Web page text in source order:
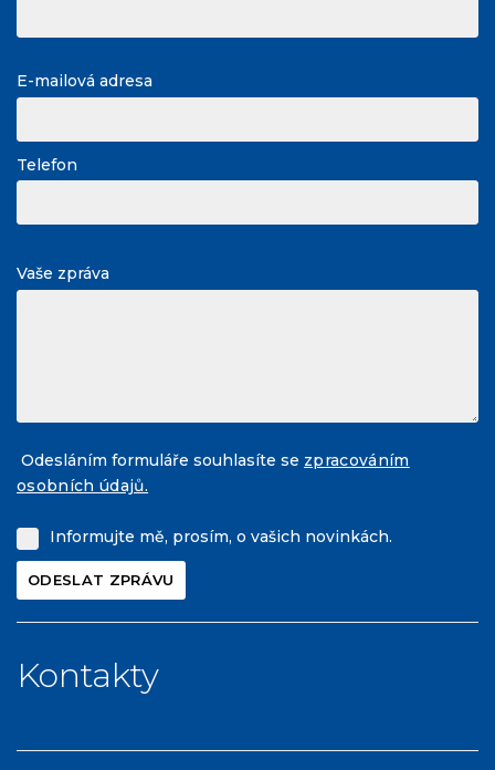
E-mailová adresa
Telefon
Vaše zpráva
Odesláním formuláře souhlasíte se zpracováním
osobních údajů.
Informujte mě, prosím, o vašich novinkách.
Kontakty